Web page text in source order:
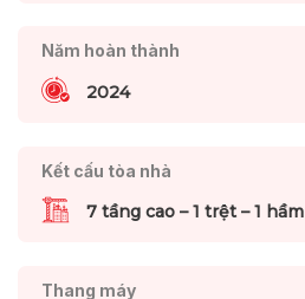
Năm hoàn thành
2024
Kết cấu tòa nhà
7 tầng cao – 1 trệt – 1 hầm
Thang máy